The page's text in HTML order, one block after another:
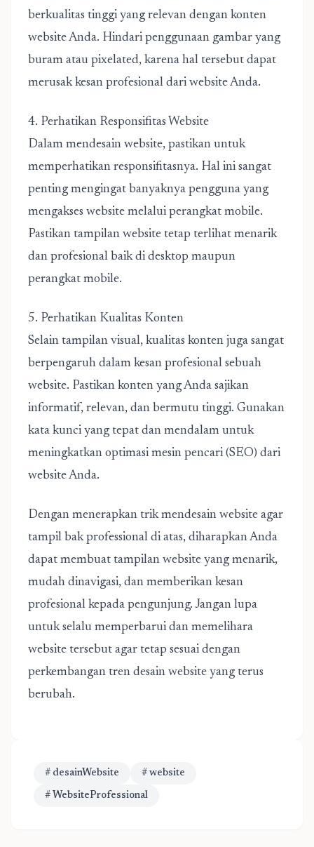
berkualitas tinggi yang relevan dengan konten
website Anda. Hindari penggunaan gambar yang
buram atau pixelated, karena hal tersebut dapat
merusak kesan profesional dari website Anda.
4. Perhatikan Responsifitas Website
Dalam mendesain website, pastikan untuk
memperhatikan responsifitasnya. Hal ini sangat
penting mengingat banyaknya pengguna yang
mengakses website melalui perangkat mobile.
Pastikan tampilan website tetap terlihat menarik
dan profesional baik di desktop maupun
perangkat mobile.
5. Perhatikan Kualitas Konten
Selain tampilan visual, kualitas konten juga sangat
berpengaruh dalam kesan profesional sebuah
website. Pastikan konten yang Anda sajikan
informatif, relevan, dan bermutu tinggi. Gunakan
kata kunci yang tepat dan mendalam untuk
meningkatkan optimasi mesin pencari (SEO) dari
website Anda.
Dengan menerapkan trik mendesain website agar
tampil bak professional di atas, diharapkan Anda
dapat membuat tampilan website yang menarik,
mudah dinavigasi, dan memberikan kesan
profesional kepada pengunjung. Jangan lupa
untuk selalu memperbarui dan memelihara
website tersebut agar tetap sesuai dengan
perkembangan tren desain website yang terus
berubah.
# desainWebsite # website
# WebsiteProfessional